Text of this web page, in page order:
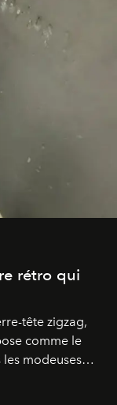
rétro qui
tête zigzag,
comme le
modeuses